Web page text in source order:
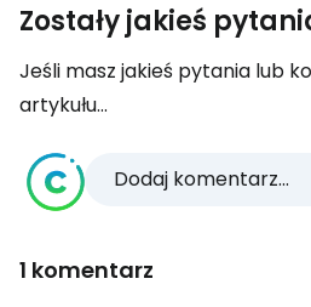
Zostały jakieś
Jeśli masz jakieś pytania lub
artykułu...
Dodaj komentarz...
1 komentarz